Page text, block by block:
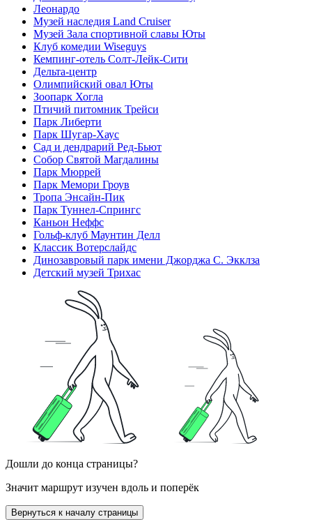
Леонардо
Музей наследия Land Cruiser
Музей Зала спортивной славы Юты
Клуб комедии Wiseguys
Кемпинг-отель Солт-Лейк-Сити
Дельта-центр
Олимпийский овал Юты
Зоопарк Хогла
Птичий питомник Трейси
Парк Либерти
Парк Шугар-Хаус
Сад и дендрарий Ред-Бьют
Собор Святой Магдалины
Парк Мюррей
Парк Мемори Гроув
Тропа Энсайн-Пик
Парк Туннел-Спрингс
Каньон Неффс
Гольф-клуб Маунтин Делл
Классик Вотерслайдс
Динозавровый парк имени Джорджа С. Экклза
Детский музей Трихас
Дошли до конца страницы?
Значит маршрут изучен вдоль и поперёк
Вернуться к началу страницы